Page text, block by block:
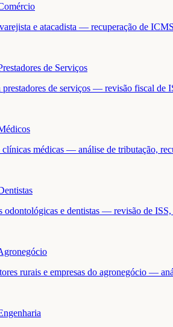
e atacadista — recuperação de
de Serviços
de serviços — revisão fiscal de
médicas — análise de tributação,
e dentistas — revisão de
rurais e empresas do agronegócio —